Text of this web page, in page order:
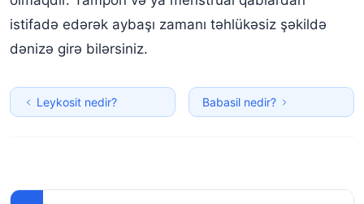
istifadə edərək aybaşı zamanı təhlükəsiz şəkildə
dənizə girə bilərsiniz.
Leykosit nedir? Babasil nedir?